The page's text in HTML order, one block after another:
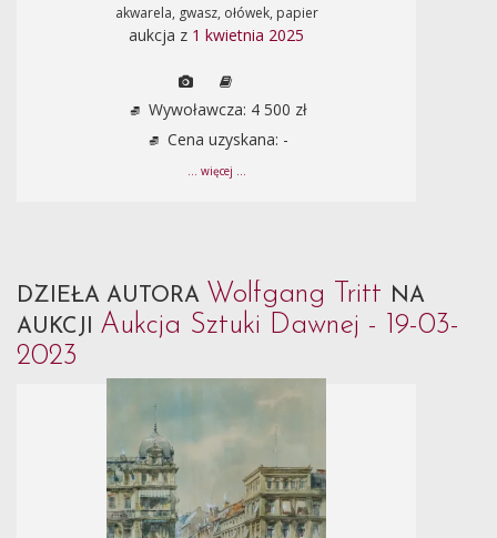
akwarela, gwasz, ołówek, papier
aukcja z 1 kwietnia 2025
Wywoławcza: 4 500 zł
Cena uzyskana: -
... więcej ...
DZIEŁA AUTORA Wolfgang Tritt NA
AUKCJI Aukcja Sztuki Dawnej - 19-03-
2023